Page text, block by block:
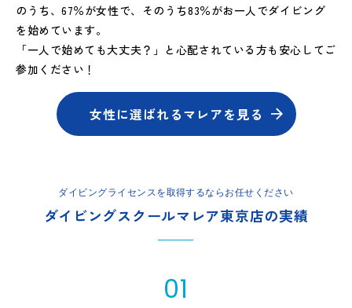
のうち、67％が女性で、そのうち83％がお一人でダイビング
を始めています。
「一人で始めても大丈夫？」と心配されている方も安心してご
参加ください！
女性に選ばれるマレアを見る
ダイビングライセンスを取得するならお任せください
ダイビングスクールマレア東京店の実績
01